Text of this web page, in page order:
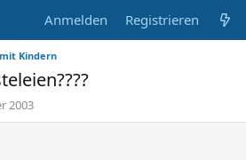
Anmelden Registrieren
Kindern
2003